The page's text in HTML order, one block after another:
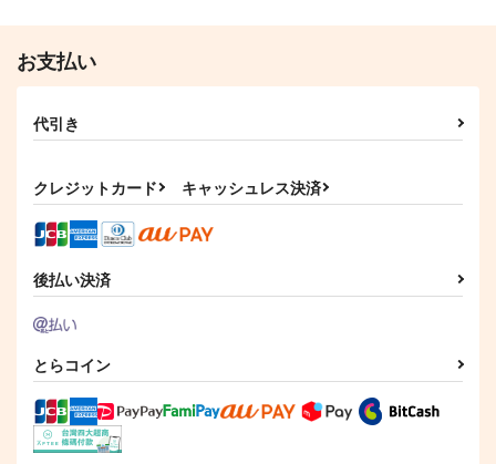
お支払い
代引き
クレジットカード キャッシュレス決済
後払い決済
とらコイン